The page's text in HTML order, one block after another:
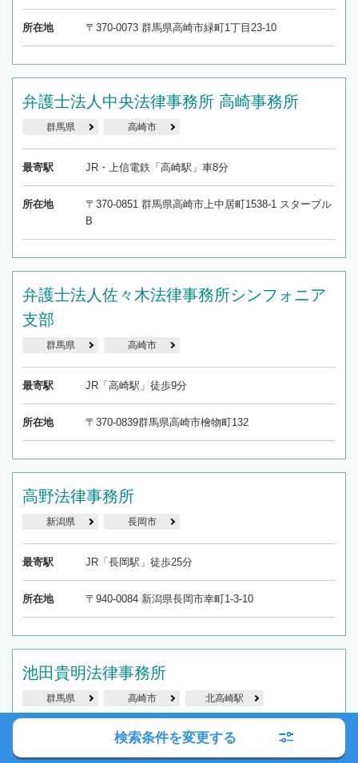
所在地 〒370-0073 群馬県高崎市緑町1丁目23-10
弁護士法人中央法律事務所 高崎事務所
群馬県 高崎市
最寄駅 JR・上信電鉄「高崎駅」車8分
所在地
〒370-0851 群馬県高崎市上中居町1538-1 スターブル
B
弁護士法人佐々木法律事務所シンフォニア
支部
群馬県 高崎市
最寄駅 JR「高崎駅」徒歩9分
所在地 〒370-0839群馬県高崎市檜物町132
高野法律事務所
新潟県 長岡市
最寄駅 JR「長岡駅」徒歩25分
所在地 〒940-0084 新潟県長岡市幸町1-3-10
池田貴明法律事務所
群馬県 高崎市 北高崎駅
JR「北高崎駅」徒歩15分
検索条件を変更する